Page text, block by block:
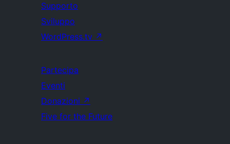
Supporto
Sviluppo
WordPress.tv ↗
Partecipa
Eventi
Donazioni ↗
Five for the Future